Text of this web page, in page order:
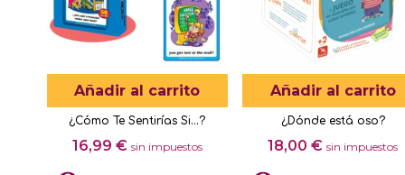
Añadir al carrito
¿Cómo Te Sentirías Si…?
16,99 € sin impuestos
Añadir al carrito
¿Dónde está oso?
18,00€ sin impuestos